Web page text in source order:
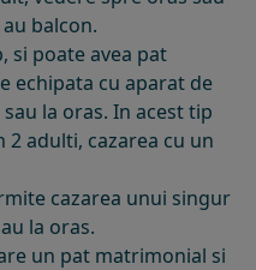
balcon.
si poate avea pat
echipata cu aparat de
la oras. In acest tip
2 adulti, cazarea cu un
cazarea unui singur
la oras.
un pat matrimonial si